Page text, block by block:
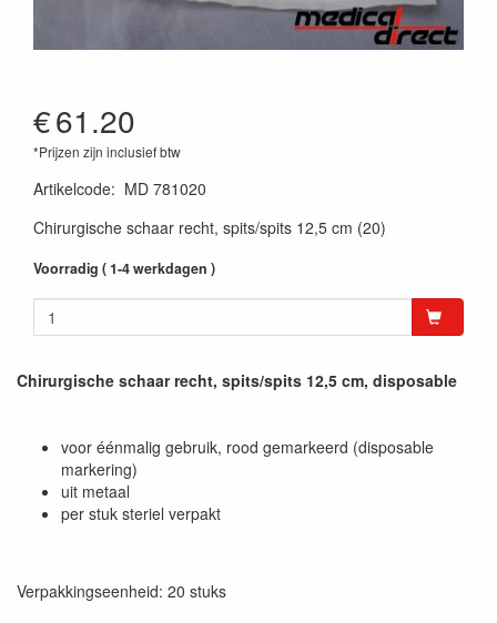
€61.20
*Prijzen zijn inclusief btw
Artikelcode: MD 781020
Chirurgische schaar recht, spits/spits 12,5 cm (20)
Voorradig ( 1-4 werkdagen )
Chirurgische schaar recht, spits/spits 12,5 cm, disposable
voor éénmalig gebruik, rood gemarkeerd (disposable
markering)
uit metaal
per stuk steriel verpakt
Verpakkingseenheid: 20 stuks